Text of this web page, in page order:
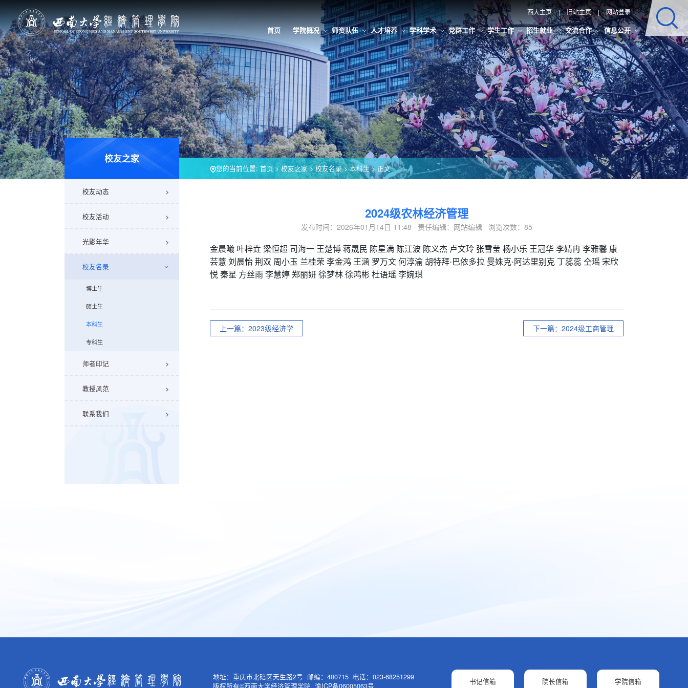
西大主页 | 旧站主页 | 网站登录
首页 学院概况 师资队伍 人才培养 学科学术 党群工作 学生工作 招生就业 交流合作 信息公开
校友之家
您的当前位置: 首页>校友之家>校友名录>本科生> 正文
校友动态
校友活动
光影年华
校友名录
博士生
硕士生
本科生
专科生
师者印记
教授风范
联系我们
2024级农林经济管理
发布时间：2026年01月14日 11:48 责任编辑：网站编辑 浏览次数： 85
金晨曦 叶梓垚 梁恒超 司海一 王楚博 蒋晟民 陈星满 陈江波 陈义杰 卢文玲 张雪莹 杨小乐 王冠华 李婧冉 李雅馨 康
芸薏 刘晨怡 荆双 周小玉 兰桂荣 李金鸿 王涵 罗万文 何淳渝 胡特拜·巴依多拉 曼姝克·阿达里别克 丁蕊蕊 仝瑶 宋欣
悦 秦星 方丝雨 李慧婷 郑丽妍 徐梦林 徐鸿彬 杜语瑶 李婉琪
上一篇：2023级经济学 下一篇：2024级工商管理
地址：重庆市北碚区天生路2号 邮编：400715 电话：023-68251299
版权所有©西南大学经济管理学院 渝ICP备06005063号
书记信箱 院长信箱 学院信箱